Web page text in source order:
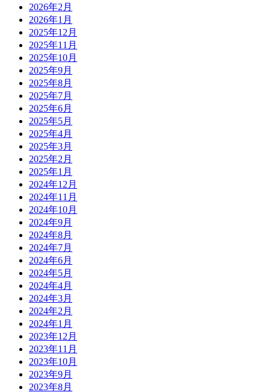
2026年2月
2026年1月
2025年12月
2025年11月
2025年10月
2025年9月
2025年8月
2025年7月
2025年6月
2025年5月
2025年4月
2025年3月
2025年2月
2025年1月
2024年12月
2024年11月
2024年10月
2024年9月
2024年8月
2024年7月
2024年6月
2024年5月
2024年4月
2024年3月
2024年2月
2024年1月
2023年12月
2023年11月
2023年10月
2023年9月
2023年8月